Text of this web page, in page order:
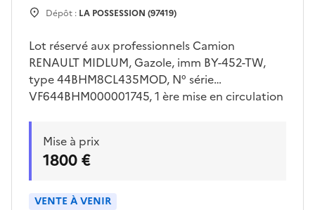
Dépôt : LA POSSESSION (97419)
Lot réservé aux professionnels Camion
RENAULT MIDLUM, Gazole, imm BY-452-TW,
type 44BHM8CL435MOD, N° série
VF644BHM000001745, 1 ère mise en circulation
4000 litres. Enlèvement sur plateau à la charge
de l'acquéreur et sur rendez vous
Mise à prix
1800 €
VENTE À VENIR